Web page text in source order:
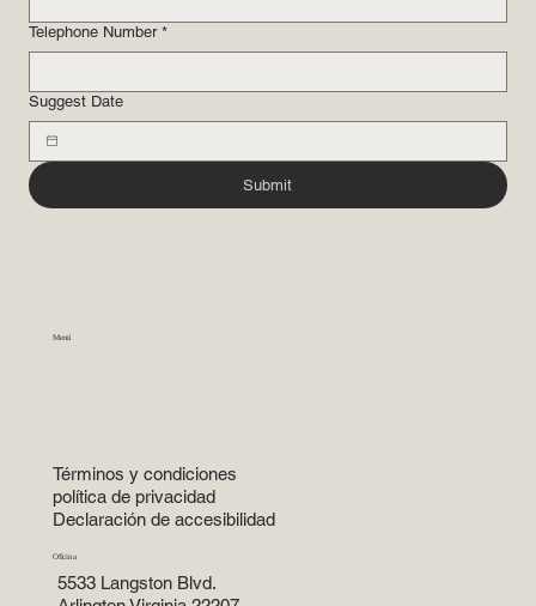
Telephone Number *
Suggest Date
Submit
Menú
Términos y condiciones
política de privacidad
Declaración de accesibilidad
Oficina
5533 Langston Blvd.